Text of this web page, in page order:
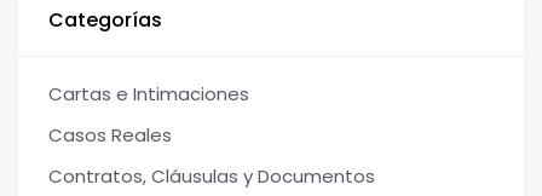
Categorías
Cartas e Intimaciones
Casos Reales
Contratos, Cláusulas y Documentos